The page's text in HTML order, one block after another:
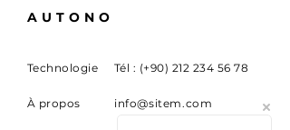
AUTONO
Technologie Tél : (+90) 212 234 56 78
À propos info@sitem.com